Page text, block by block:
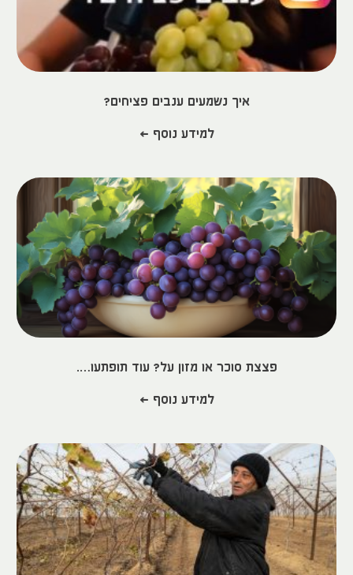
איך נשמעים ענבים פציחים?
למידע נוסף >
פצצת סוכר או מזון על? עוד תופתעו….
למידע נוסף >